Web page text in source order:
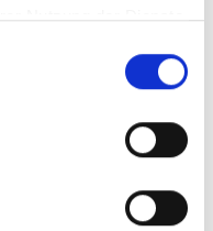
Nutzung der Dienste